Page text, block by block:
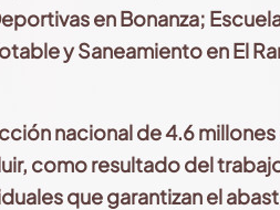
en Bonanza;
y Saneamiento en El
nacional de 4.6
como resultado del
que garantizan el